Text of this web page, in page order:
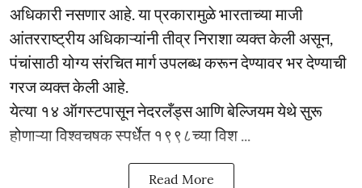
अधिकारी नसणार आहे. या प्रकारामुळे भारताच्या माजी
आंतरराष्ट्रीय अधिकाऱ्यांनी तीव्र निराशा व्यक्त केली असून,
पंचांसाठी योग्य संरचित मार्ग उपलब्ध करून देण्यावर भर देण्याची
गरज व्यक्त केली आहे.
येत्या १४ ऑगस्टपासून नेदरलँड्स आणि बेल्जियम येथे सुरू
होणाऱ्या विश्वचषक स्पर्धेत १९९८च्या विश ...
Read More